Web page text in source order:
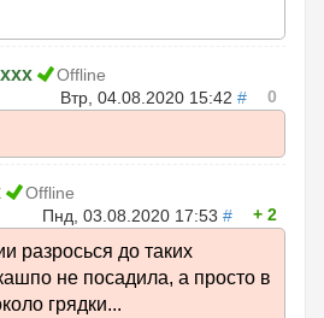
Offline
Втр, 04.08.2020 15:42 # 0
Offline
Пнд, 03.08.2020 17:53 # 2
разросься до таких
не посадила, а просто в
грядки...